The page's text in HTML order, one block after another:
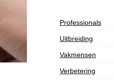
Professionals
Uitbreiding
Vakmensen
Verbetering